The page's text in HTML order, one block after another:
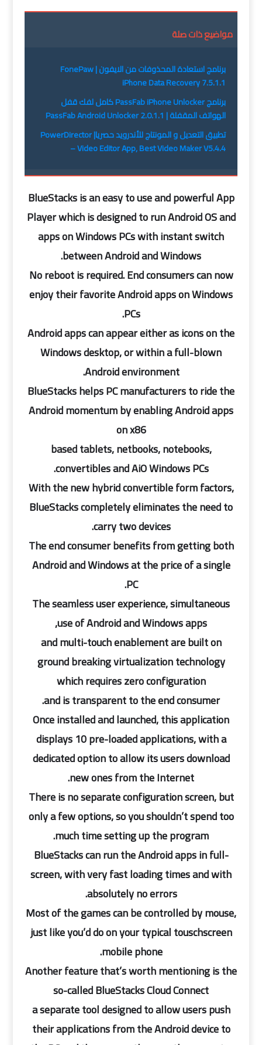
مواضيع ذات صلة
برنامج استعادة المحذوفات من الايفون | FonePaw
iPhone Data Recovery 7.5.1.1
برنامج PassFab iPhone Unlocker كامل لفك قفل
الهواتف المقفلة | PassFab Android Unlocker 2.0.1.1
تطبيق التعديل و المونتاج للأندرويد حصريا| PowerDirector
– Video Editor App, Best Video Maker V5.4.4
BlueStacks is an easy to use and powerful App
Player which is designed to run Android OS and
apps on Windows PCs with instant switch
between Android and Windows.
No reboot is required. End consumers can now
enjoy their favorite Android apps on Windows
PCs.
Android apps can appear either as icons on the
Windows desktop, or within a full-blown
Android environment.
BlueStacks helps PC manufacturers to ride the
Android momentum by enabling Android apps
on x86
based tablets, netbooks, notebooks,
convertibles and AiO Windows PCs.
With the new hybrid convertible form factors,
BlueStacks completely eliminates the need to
carry two devices.
The end consumer benefits from getting both
Android and Windows at the price of a single
PC.
The seamless user experience, simultaneous
use of Android and Windows apps,
and multi-touch enablement are built on
ground breaking virtualization technology
which requires zero configuration
and is transparent to the end consumer.
Once installed and launched, this application
displays 10 pre-loaded applications, with a
dedicated option to allow its users download
new ones from the Internet.
There is no separate configuration screen, but
only a few options, so you shouldn’t spend too
much time setting up the program.
BlueStacks can run the Android apps in full-
screen, with very fast loading times and with
absolutely no errors.
Most of the games can be controlled by mouse,
just like you’d do on your typical touschscreen
mobile phone.
Another feature that’s worth mentioning is the
so-called BlueStacks Cloud Connect
a separate tool designed to allow users push
their applications from the Android device to